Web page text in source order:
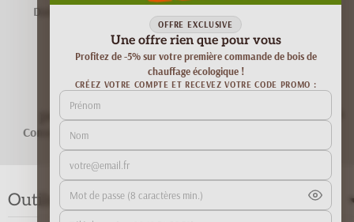
OFFRE EXCLUSIVE
Une offre rien que pour vous
Profitez de -5% sur votre première commande de bois de
chauffage écologique !
CRÉEZ VOTRE COMPTE ET RECEVEZ VOTRE CODE PROMO :
Dans toute la France
Conseils
personnalisés
Conseils adaptés à votre
installation
Service client
Du lundi au vendredi de 9h à
Outils, guides & conseils